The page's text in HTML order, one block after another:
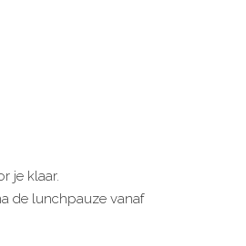
je klaar.
de lunchpauze vanaf